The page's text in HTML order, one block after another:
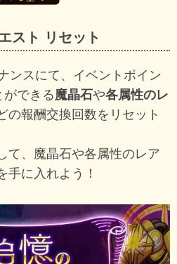
スト リセット
ンスにて、イベントポイン
ができる魔晶石や各属性のレ
の報酬交換回数をリセット
て、魔晶石や各属性のレア
手に入れよう！